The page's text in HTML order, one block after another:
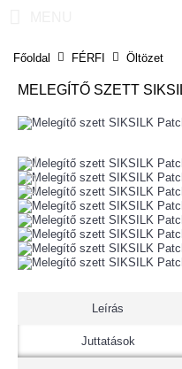
Főoldal FÉRFI Öltözet
MELEGÍTŐ SZETT
Leírás
Juttatások